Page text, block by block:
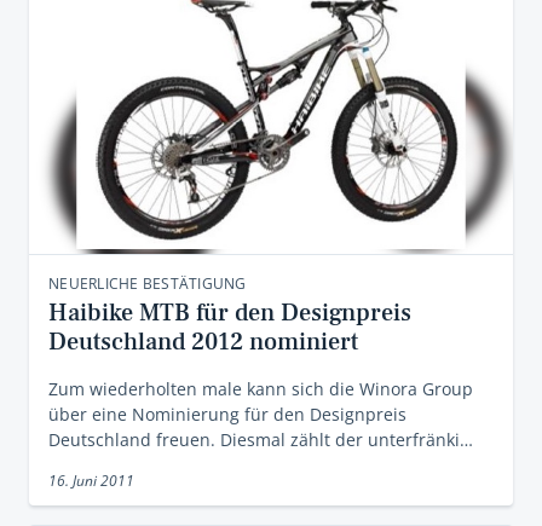
NEUERLICHE BESTÄTIGUNG
Haibike MTB für den Designpreis
Deutschland 2012 nominiert
Zum wiederholten male kann sich die Winora Group
über eine Nominierung für den Designpreis
Deutschland freuen. Diesmal zählt der unterfränki…
16. Juni 2011